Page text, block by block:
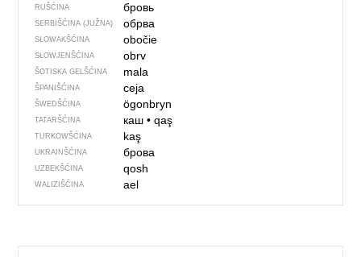
RUŠĆINA бровь
SERBIŠĆINA (JUŽNA) обрва
SŁOWAKŠĆINA obočie
SŁOWJENŠĆINA obrv
ŠOTISKA GELŠĆINA mala
ŠPANIŠĆINA ceja
ŠWEDŠĆINA ögonbryn
TATARŠĆINA каш• qaş
TURKOWŠĆINA kaş
UKRAINŠĆINA брова
UZBEKŠĆINA qosh
WALIZIŠĆINA ael